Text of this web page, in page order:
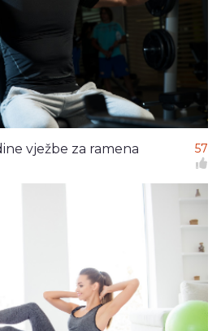
vježbe za ramena 57